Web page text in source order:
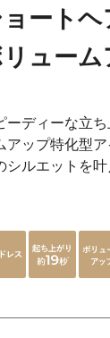
ョート
ューム
ーディーな立
アップ特化型
シルエットを叶